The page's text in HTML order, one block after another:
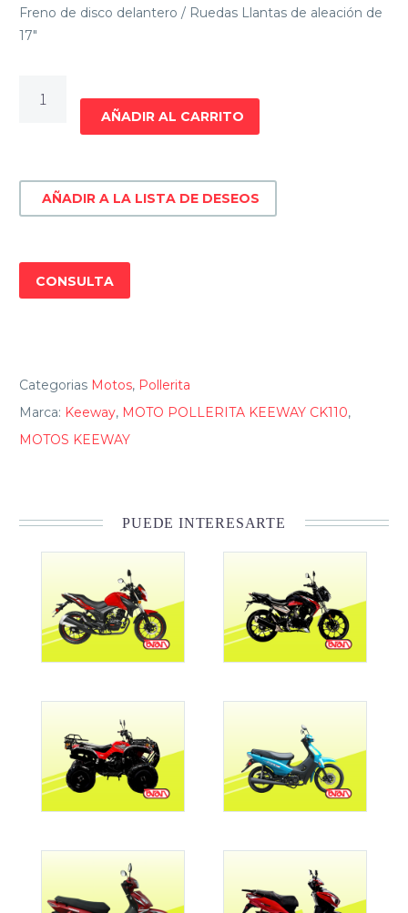
Freno de disco delantero / Ruedas Llantas de aleación de
17″
POLLERITA
cantidad
AÑADIR AL CARRITO
AÑADIR A LA LISTA DE DESEOS
CONSULTA
Categorias Motos, Pollerita
Marca: Keeway, MOTO POLLERITA KEEWAY CK110,
MOTOS KEEWAY
PUEDE INTERESARTE